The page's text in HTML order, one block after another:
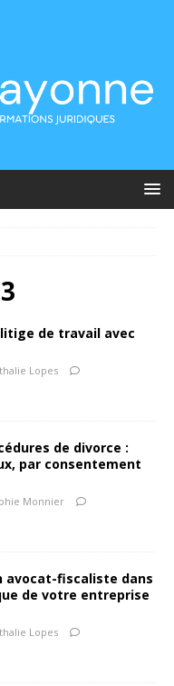
de travail avec
Lopes
de divorce :
par consentement
Monnier
avocat-fiscaliste dans
de votre entreprise
Lopes